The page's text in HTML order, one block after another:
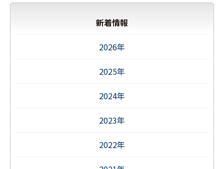
新着情報
2026年
2025年
2024年
2023年
2022年